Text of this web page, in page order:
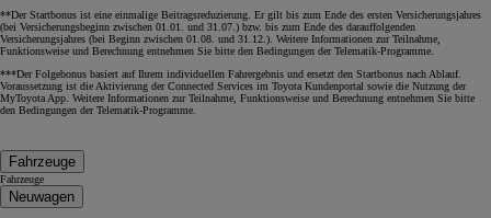
**Der Startbonus ist eine einmalige Beitragsreduzierung. Er gilt bis zum Ende des ersten Versicherungsjahres
(bei Versicherungsbeginn zwischen 01.01. und 31.07.) bzw. bis zum Ende des darauffolgenden
Versicherungsjahres (bei Beginn zwischen 01.08. und 31.12.). Weitere Informationen zur Teilnahme,
Funktionsweise und Berechnung entnehmen Sie bitte den Bedingungen der Telematik-Programme.
***Der Folgebonus basiert auf Ihrem individuellen Fahrergebnis und ersetzt den Startbonus nach Ablauf.
Voraussetzung ist die Aktivierung der Connected Services im Toyota Kundenportal sowie die Nutzung der
MyToyota App. Weitere Informationen zur Teilnahme, Funktionsweise und Berechnung entnehmen Sie bitte
den Bedingungen der Telematik-Programme.
Fahrzeuge
Fahrzeuge
Neuwagen